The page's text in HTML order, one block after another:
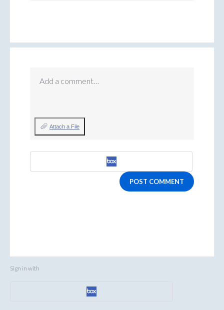
Add a comment…
Attach a File
POST COMMENT
Sign in with